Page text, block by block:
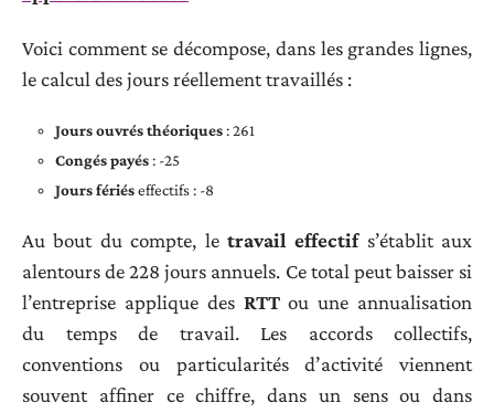
Voici comment se décompose, dans les grandes lignes,
le calcul des jours réellement travaillés :
Jours ouvrés théoriques: 261
Congés payés: -25
Jours fériéseffectifs : -8
Au bout du compte, le travail effectifs’établit aux
alentours de 228 jours annuels. Ce total peut baisser si
l’entreprise applique des RTTou une annualisation
du temps de travail. Les accords collectifs,
conventions ou particularités d’activité viennent
souvent affiner ce chiffre, dans un sens ou dans